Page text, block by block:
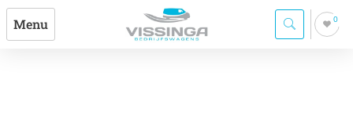
Menu 0